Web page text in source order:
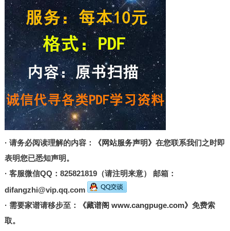
· 请务必阅读理解的内容： 《网站服务声明》 在您联系我们之时即
表明您已悉知声明。
· 客服微信QQ：825821819（请注明来意） 邮箱：
difangzhi@vip.qq.com
· 需要家谱请移步至：
《藏谱阁 www.cangpuge.com》 免费索
取。